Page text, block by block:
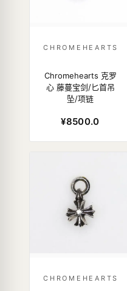
CHROMEHEARTS
Chromehearts 克罗
心 藤蔓宝剑/匕首吊
坠/项链
¥8500.0
CHROMEHEARTS